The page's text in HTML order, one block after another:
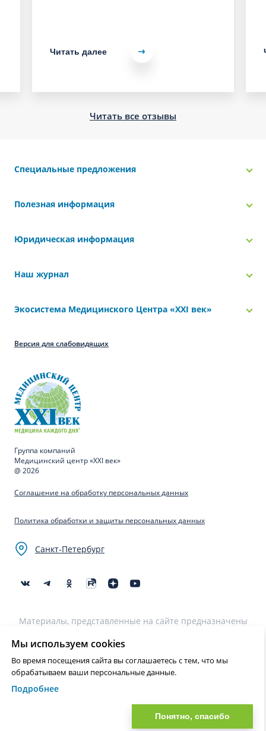
Читать далее
Читать все отзывы
Специальные предложения
Полезная информация
Юридическая информация
Наш журнал
Экосистема Медицинского Центра «‎XXI век»
Версия для слабовидящих
Группа компаний
Медицинский центр «XXI век»
@ 2026
Соглашение на обработку персональных данных
Политика обработки и защиты персональных данных
Санкт-Петербург
Материалы, представленные на сайте предназначены
использованы для постановки диагноза, назначения
лечения и не являются медицинскими рекомендациями.
Необходима консультация специалиста.
Нашли ошибку? Выделите текст и нажмите Ctrl+Enter или на ссылку
Мы используем cookies
Во время посещения сайта вы соглашаетесь с тем, что мы
обрабатываем ваши персональные данные.
Подробнее
Понятно, спасибо